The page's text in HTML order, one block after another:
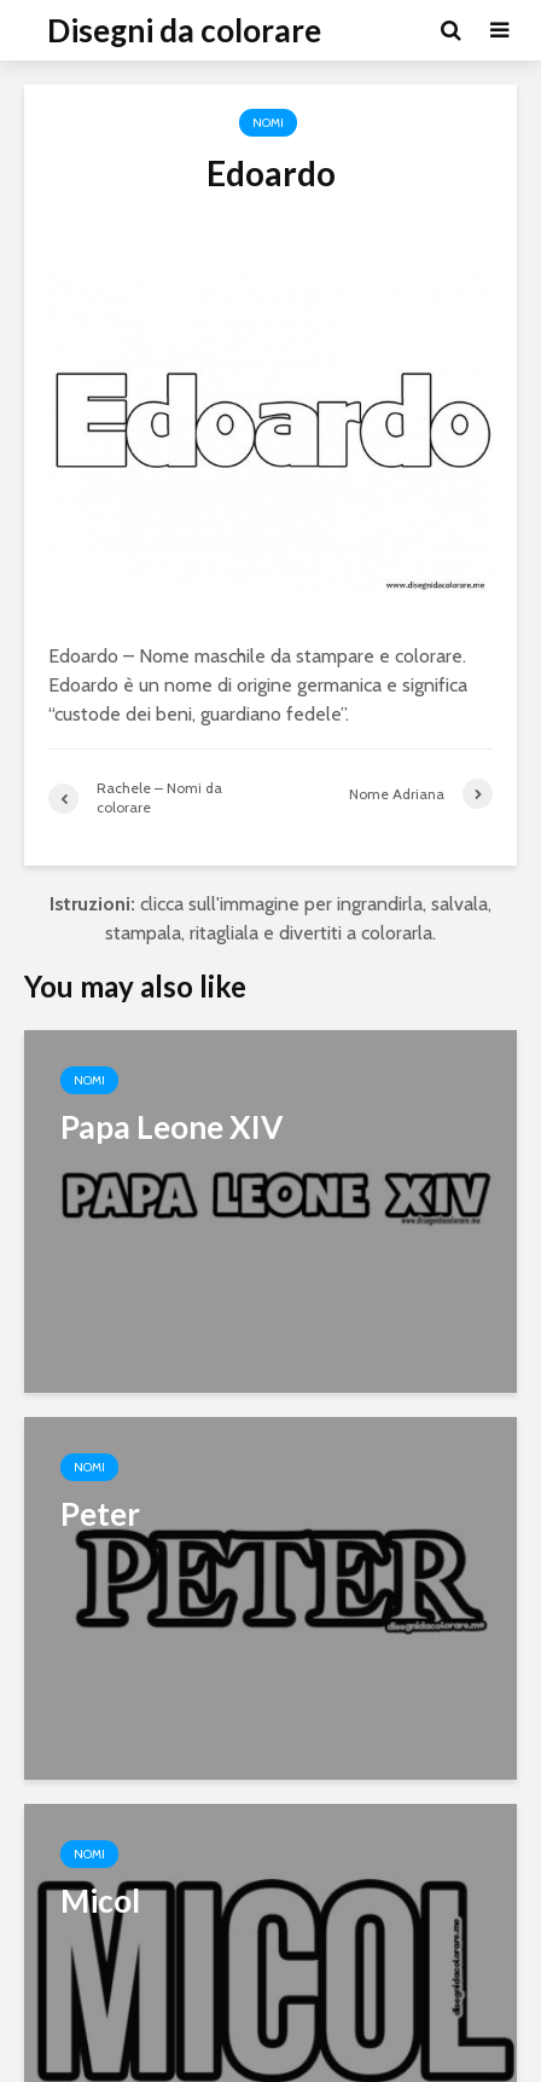
Disegni da colorare
NOMI
Edoardo
Edoardo – Nome maschile da stampare e colorare.
Edoardo è un nome di origine germanica e significa
“custode dei beni, guardiano fedele”.
Rachele – Nomi da
colorare
Nome Adriana
Istruzioni: clicca sull'immagine per ingrandirla, salvala,
stampala, ritagliala e divertiti a colorarla.
You may also like
NOMI
Papa Leone XIV
NOMI
Peter
NOMI
Micol